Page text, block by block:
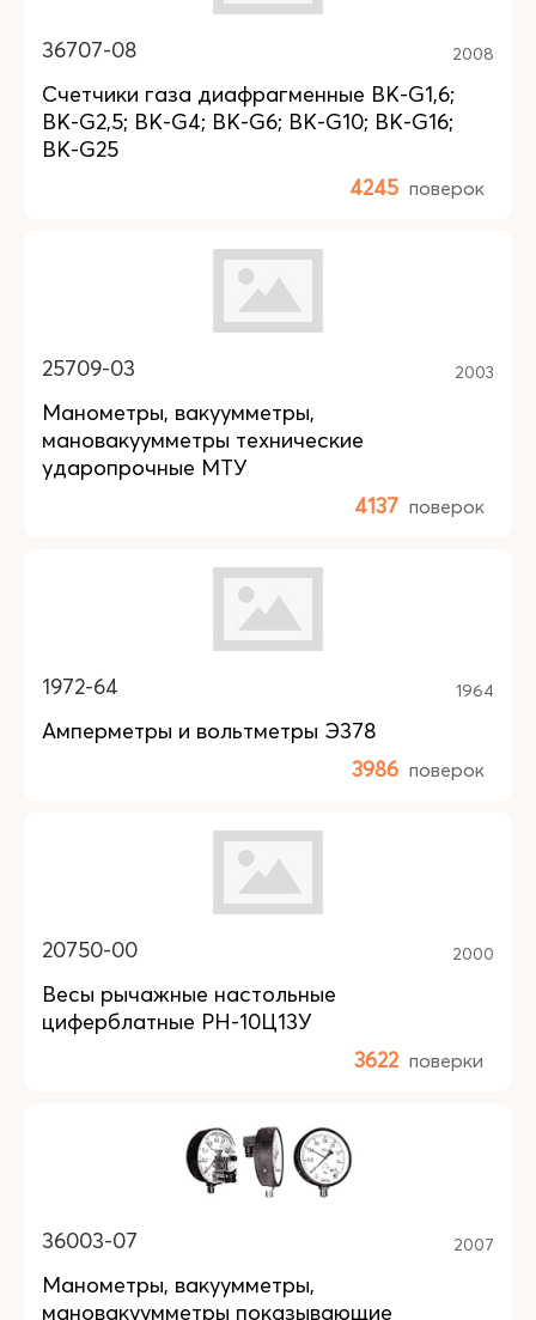
36707-08 2008
Счетчики газа диафрагменные BK-G1,6;
BK-G2,5; BK-G4; BK-G6; BK-G10; BK-G16;
BK-G25
4245 поверок
25709-03 2003
Манометры, вакуумметры,
мановакуумметры технические
ударопрочные МТУ
4137 поверок
1972-64 1964
Амперметры и вольтметры Э378
3986 поверок
20750-00 2000
Весы рычажные настольные
циферблатные РН-10Ц13У
3622 поверки
36003-07 2007
Манометры, вакуумметры,
мановакуумметры показывающие